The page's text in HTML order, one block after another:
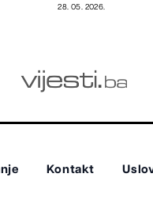
28. 05. 2026.
Kontakt